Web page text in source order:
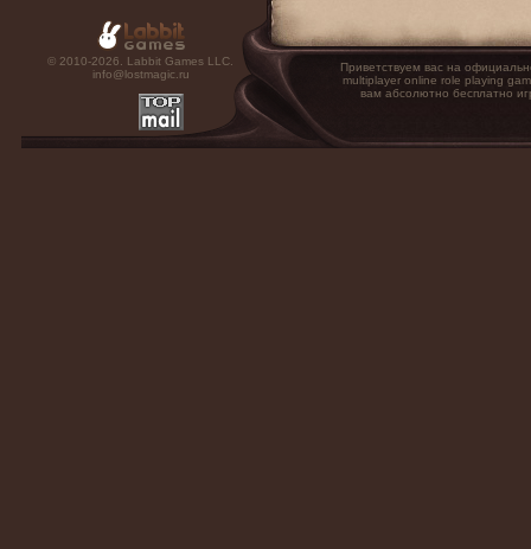
© 2010-2026. Labbit Games LLC.
info@lostmagic.ru
Приветствуем вас на
multiplayer online role playing
вам абсолютно бесплатно